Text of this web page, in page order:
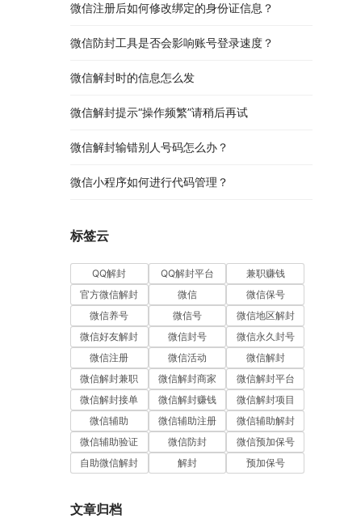
微信注册后如何修改绑定的身份证信息？
微信防封工具是否会影响账号登录速度？
微信解封时的信息怎么发
微信解封提示“操作频繁”请稍后再试
微信解封输错别人号码怎么办？
微信小程序如何进行代码管理？
标签云
QQ解封 QQ解封平台
兼职赚钱
官方微信解封
微信
微信保号
微信养号
微信号
微信地区解封
微信好友解封
微信封号
微信永久封号
微信注册
微信活动
微信解封
微信解封兼职
微信解封商家
微信解封平台
微信解封接单
微信解封赚钱
微信解封项目
微信辅助
微信辅助注册
微信辅助解封
微信辅助验证
微信防封
微信预加保号
自助微信解封
解封 预加保号
文章归档